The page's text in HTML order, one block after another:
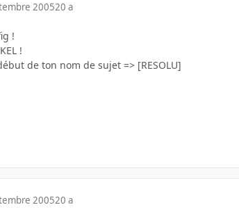
200520 a
!
!
de ton nom de sujet => [RESOLU]
200520 a